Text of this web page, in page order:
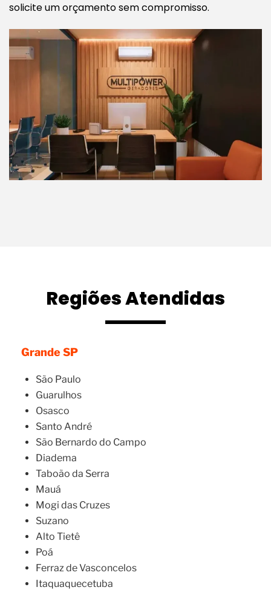
solicite um orçamento sem compromisso.
Regiões Atendidas
Grande SP
São Paulo
Guarulhos
Osasco
Santo André
São Bernardo do Campo
Diadema
Taboão da Serra
Mauá
Mogi das Cruzes
Suzano
Alto Tietê
Poá
Ferraz de Vasconcelos
Itaquaquecetuba